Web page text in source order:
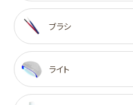
ブラシ
ライト